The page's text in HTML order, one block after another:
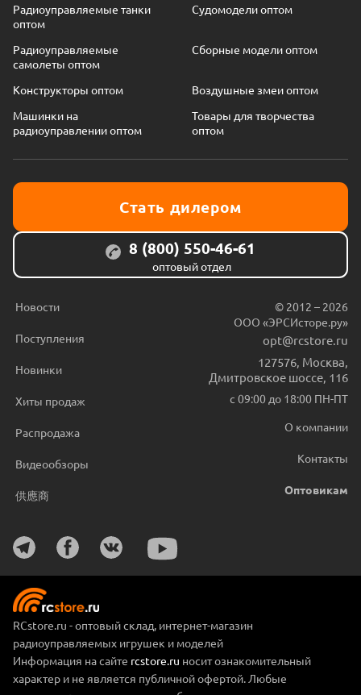
Радиоуправляемые танки
оптом
Судомодели оптом
Радиоуправляемые
самолеты оптом
Сборные модели оптом
Конструкторы оптом
Воздушные змеи оптом
Машинки на
радиоуправлении оптом
Товары для творчества
оптом
Стать дилером
8 (800) 550-46-61
оптовый отдел
Новости
Поступления
Новинки
Хиты продаж
Распродажа
Видеообзоры
供應商
© 2012 – 2026
ООО «ЭРСИсторе.ру»
opt@rcstore.ru
127576 Москва
Дмитровское шоссе, 116
с 09:00 до 18:00 ПН-ПТ
О компании
Контакты
Оптовикам
RCstore.ru - оптовый склад, интернет-магазин
радиоуправляемых игрушек и моделей
Информация на сайте rcstore.ru носит ознакомительный
характер и не является публичной офертой. Любые